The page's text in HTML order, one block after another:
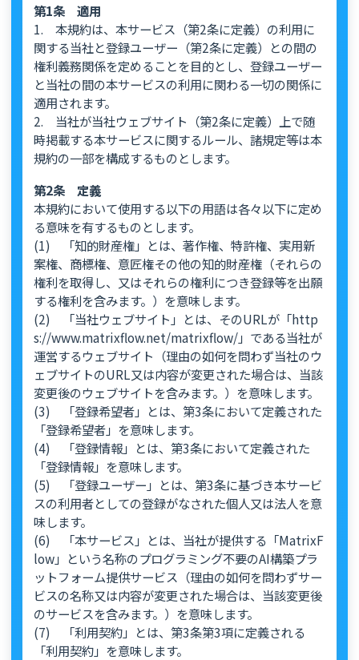
第1条 適用
1. 本規約は、本サービス（第2条に定義）の利用に
関する当社と登録ユーザー（第2条に定義）との間の
権利義務関係を定めることを目的とし、登録ユーザー
と当社の間の本サービスの利用に関わる一切の関係に
適用されます。
2. 当社が当社ウェブサイト（第2条に定義）上で随
時掲載する本サービスに関するルール、諸規定等は本
規約の一部を構成するものとします。
第2条 定義
本規約において使用する以下の用語は各々以下に定め
る意味を有するものとします。
(1) 「知的財産権」とは、著作権、特許権、実用新
案権、商標権、意匠権その他の知的財産権（それらの
権利を取得し、又はそれらの権利につき登録等を出願
する権利を含みます。）を意味します。
(2) 「当社ウェブサイト」とは、そのURLが「http
s://www.matrixflow.net/matrixflow/」である当社が
運営するウェブサイト（理由の如何を問わず当社のウ
ェブサイトのURL又は内容が変更された場合は、当該
変更後のウェブサイトを含みます。）を意味します。
(3) 「登録希望者」とは、第3条において定義された
「登録希望者」を意味します。
(4) 「登録情報」とは、第3条において定義された
「登録情報」を意味します。
(5) 「登録ユーザー」とは、第3条に基づき本サービ
スの利用者としての登録がなされた個人又は法人を意
味します。
(6) 「本サービス」とは、当社が提供する「MatrixF
low」という名称のプログラミング不要のAI構築プラ
ットフォーム提供サービス（理由の如何を問わずサー
ビスの名称又は内容が変更された場合は、当該変更後
のサービスを含みます。）を意味します。
(7) 「利用契約」とは、第3条第3項に定義される
「利用契約」を意味します。